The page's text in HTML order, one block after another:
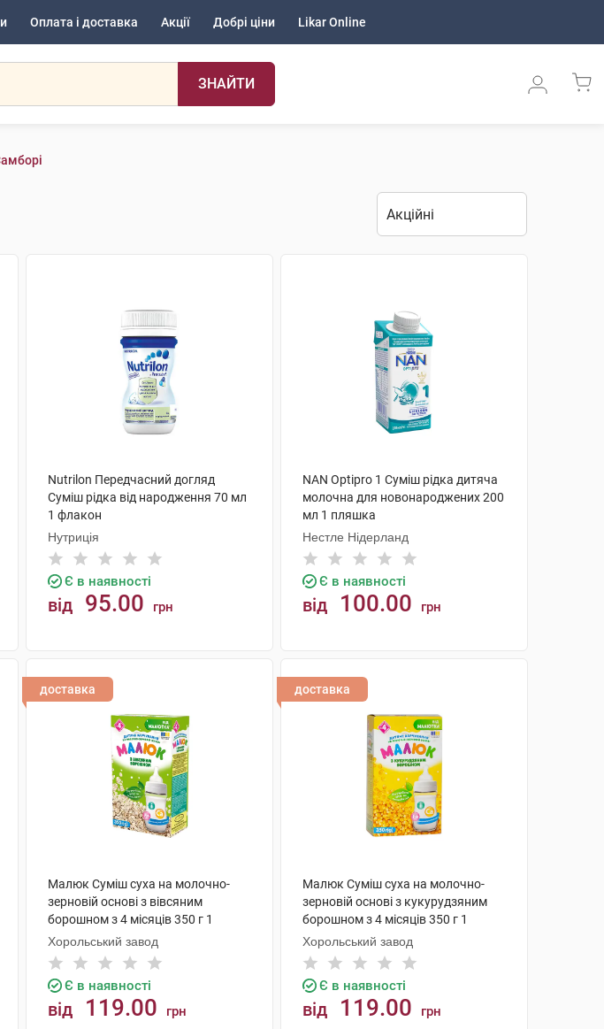
Оплата і доставка Акції Добрі ціни Likar Online
ЗНАЙТИ
Nutrilon Передчасний догляд
Суміш рідка від народження 70 мл
1 флакон
Нутриція
Є в наявності
від 95.00 грн
NAN Optipro 1 Суміш рідка дитяча
молочна для новонароджених 200
мл 1 пляшка
Нестле Нідерланд
Є в наявності
від 100.00 грн
доставка
Малюк Суміш суха на молочно-
зерновій основі з вівсяним
борошном з 4 місяців 350 г 1
коробка
Хорольський завод
Є в наявності
від 119.00 грн
доставка
Малюк Суміш суха на молочно-
зерновій основі з кукурудзяним
борошном з 4 місяців 350 г 1
коробка
Хорольський завод
Є в наявності
від 119.00 грн